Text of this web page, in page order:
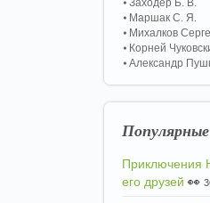
Заходер Б. В.
Маршак С. Я.
Михалков
Корней
Александр
Популярные
Приключения
его друзей 👀